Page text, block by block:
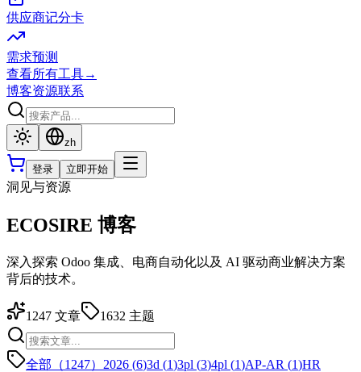
供应商记分卡
需求预测
查看所有工具→
博客资源联系
zh
登录 立即开始
洞见与资源
ECOSIRE 博客
深入探索 Odoo 集成、电商自动化以及 AI 驱动商业解决方案
背后的技术。
1247 文章 1632 主题
全部（1247） 2026 (6)3d (1)3pl (3)4pl (1)AP-AR (1)HR